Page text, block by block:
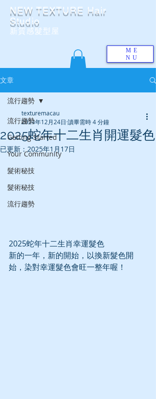
NEW TEXTURE Hair
Studio
​新質感髮型屋
ME
NU
文章
流行趨勢
Getting Started
Your Community
髮術秘技
髮術秘技
流行趨勢
流行趨勢
2025蛇年十二生肖開運髮色
texturemacau
2024年12月24日 讀畢需時 4 分鐘
已更新： 2025年1月17日
2025蛇年十二生肖幸運髮色
新的一年，新的開始，以換新髮色開
始，染對幸運髮色會旺一整年喔！